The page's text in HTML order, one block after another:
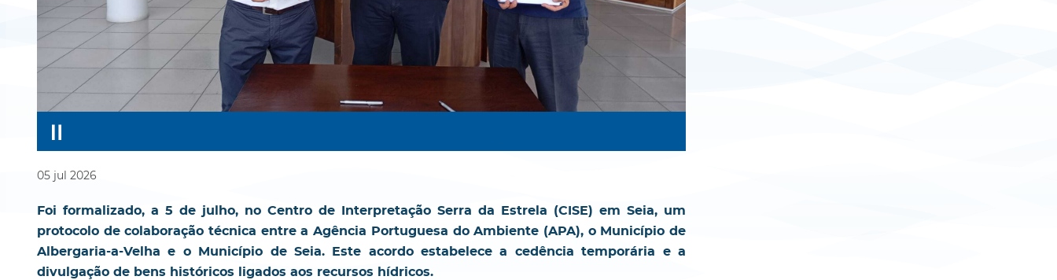
05 jul 2026
Foi formalizado, a 5 de julho, no Centro de Interpretação Serra da Estrela (CISE) em Seia, um
protocolo de colaboração técnica entre a Agência Portuguesa do Ambiente (APA), o Município de
Albergaria-a-Velha e o Município de Seia. Este acordo estabelece a cedência temporária e a
divulgação de bens históricos ligados aos recursos hídricos.